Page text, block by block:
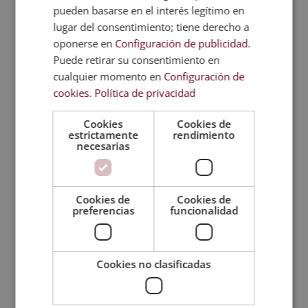
Máster en Gestión de Sistemas
Informáticos + Máster en Coaching
Tecnológico
2.720,00€ El
precio
original
era:
2.720,00€.
680,00€El
680,00€.
pueden basarse en el interés legítimo en
lugar del consentimiento; tiene derecho a
oponerse en Configuración de publicidad.
Puede retirar su consentimiento en
cualquier momento en Configuración de
cookies. Política de privacidad
Cookies
estrictamente
necesarias
Cookies de
rendimiento
Cookies de
preferencias
Cookies de
funcionalidad
Cookies no clasificadas